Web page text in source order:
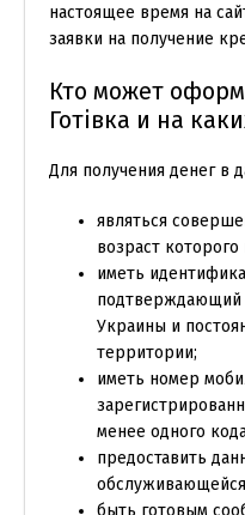
настоящее время на
заявки на получение
Кто может
Готівка и на
Для получения денег в
являться
возраст
иметь
подтверждающий
Украины и
территории;
иметь номер
менее одного
предоставить
быть готовым